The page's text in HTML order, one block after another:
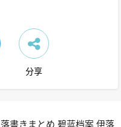
分享
落書きまとめ 碧蓝档案 伊落